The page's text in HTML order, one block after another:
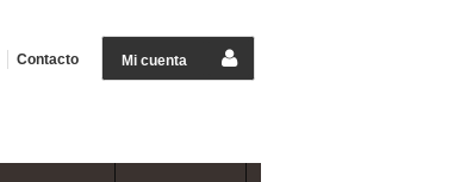
Mi cuenta
Contacto